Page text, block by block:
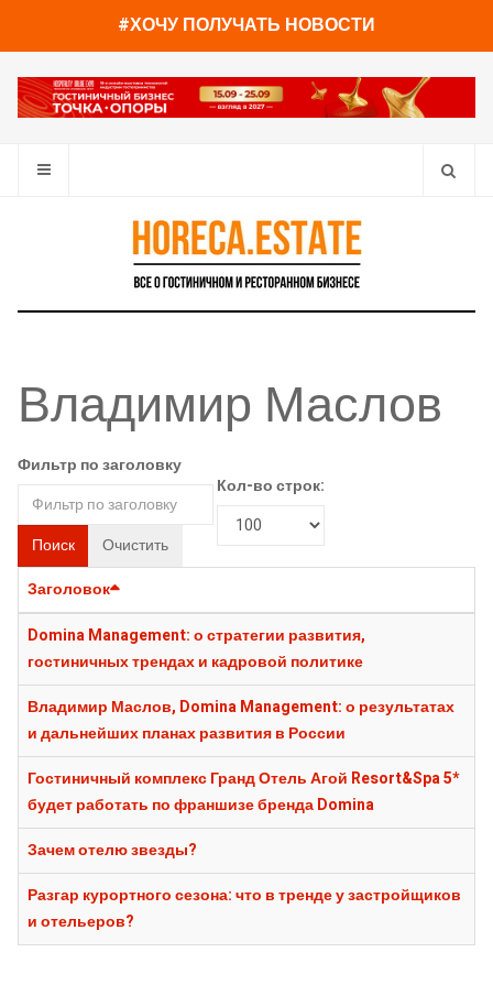
#ХОЧУ ПОЛУЧАТЬ НОВОСТИ
Владимир Маслов
Фильтр по заголовку
Поиск Очистить
Кол-во строк:
Заголовок
Domina Management: о стратегии развития,
гостиничных трендах и кадровой политике
Владимир Маслов, Domina Management: о результатах
и дальнейших планах развития в России
Гостиничный комплекс Гранд Отель Агой Resort&Spa 5*
будет работать по франшизе бренда Domina
Зачем отелю звезды?
Разгар курортного сезона: что в тренде у застройщиков
и отельеров?